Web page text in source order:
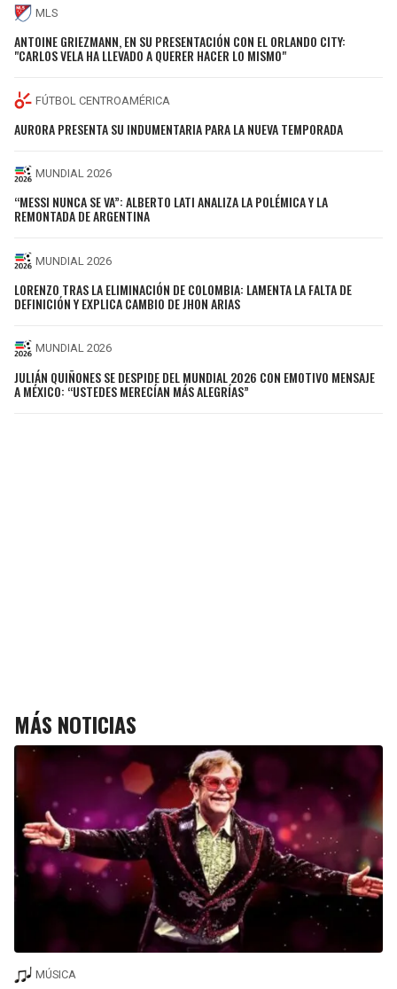
MLS
ANTOINE GRIEZMANN, EN SU PRESENTACIÓN CON EL ORLANDO CITY:
"CARLOS VELA HA LLEVADO A QUERER HACER LO MISMO"
FÚTBOL CENTROAMÉRICA
AURORA PRESENTA SU INDUMENTARIA PARA LA NUEVA TEMPORADA
MUNDIAL 2026
“MESSI NUNCA SE VA”: ALBERTO LATI ANALIZA LA POLÉMICA Y LA
REMONTADA DE ARGENTINA
MUNDIAL 2026
LORENZO TRAS LA ELIMINACIÓN DE COLOMBIA: LAMENTA LA FALTA DE
DEFINICIÓN Y EXPLICA CAMBIO DE JHON ARIAS
MUNDIAL 2026
JULIÁN QUIÑONES SE DESPIDE DEL MUNDIAL 2026 CON EMOTIVO MENSAJE
A MÉXICO: “USTEDES MERECÍAN MÁS ALEGRÍAS”
MÁS NOTICIAS
MÚSICA